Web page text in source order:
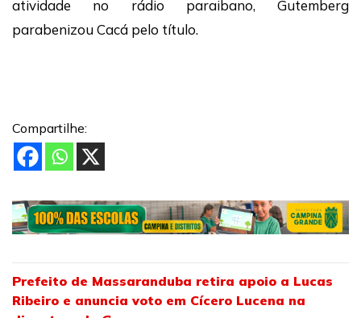
atividade no rádio paraibano, Gutemberg
parabenizou Cacá pelo título.
Compartilhe:
Prefeito de Massaranduba retira apoio a Lucas
Ribeiro e anuncia voto em Cícero Lucena na